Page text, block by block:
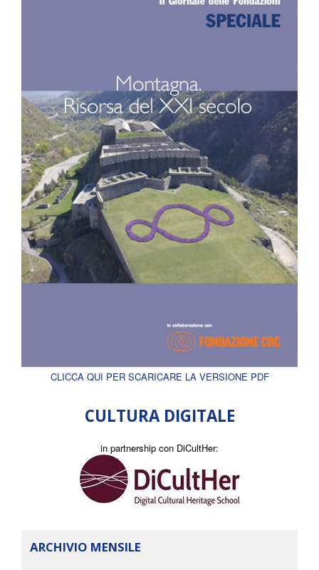
CLICCA QUI PER SCARICARE LA VERSIONE PDF
CULTURA DIGITALE
in partnership con DiCultHer:
ARCHIVIO MENSILE